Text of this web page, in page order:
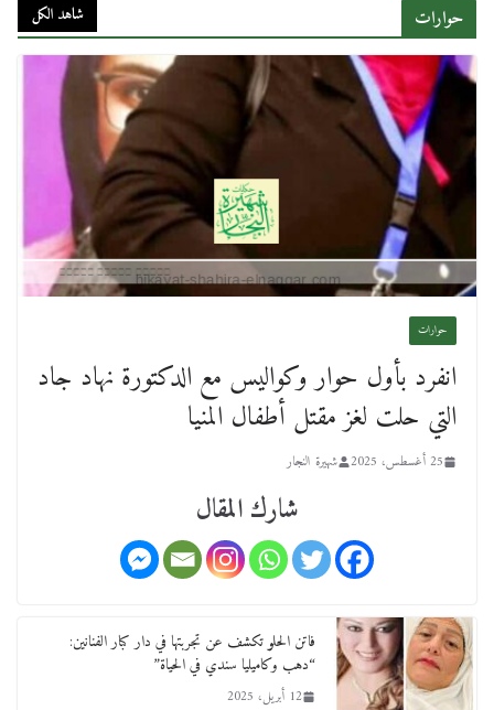
حوارات شاهد الكل
حوارات
انفرد بأول حوار وكواليس مع الدكتورة نهاد جاد
التي حلت لغز مقتل أطفال المنيا
25 أغسطس، 2025 شهيرة النجار
شارك المقال
فاتن الحلو تكشف عن تجربتها في دار كبار الفنانين:
“دهب وكاميليا سندي في الحياة”
12 أبريل، 2025